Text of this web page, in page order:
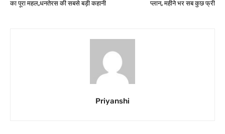
का पूरा महल,धनतेरस की सबसे बड़ी कहानी
प्लान, महीने भर सब कुछ फ्री
Priyanshi